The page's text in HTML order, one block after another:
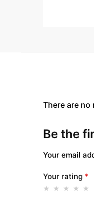
There are no
Be the
Your email
Your rating *